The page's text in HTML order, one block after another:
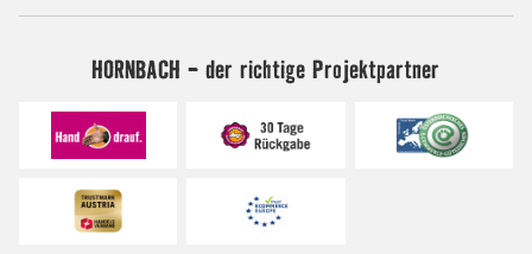
HORNBACH - der richtige Projektpartner